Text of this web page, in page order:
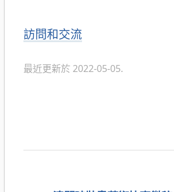
分
訪問和交流
最近更新於 2022-05-05.